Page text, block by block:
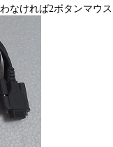
なければ2ボタンマウ